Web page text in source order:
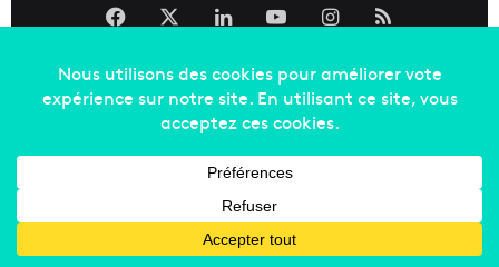
Facebook LinkedinYouTubeInstagram